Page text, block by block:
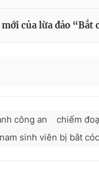
của lừa đảo “Bắt
công an
chiếm
nam sinh viên bị bắt